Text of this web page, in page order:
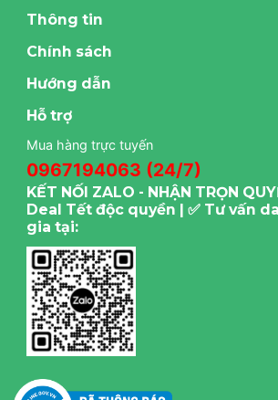
Thông tin
Chính sách
Hướng dẫn
Hỗ trợ
Mua hàng trực tuyến
0967194063 (24/7)
KẾT NỐI ZALO - NHẬN TRỌN
Deal Tết độc quyền | ✅ Tư vấn
gia tại: